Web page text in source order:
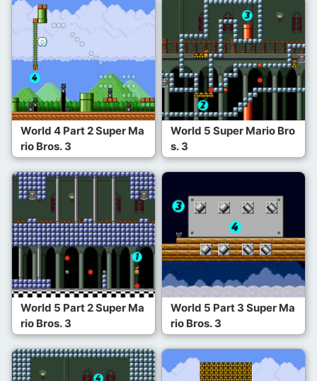
World 4 Part 2 Super Ma
rio Bros. 3
World 5 Super Mario Bro
s. 3
World 5 Part 2 Super Ma
rio Bros. 3
World 5 Part 3 Super Ma
rio Bros. 3